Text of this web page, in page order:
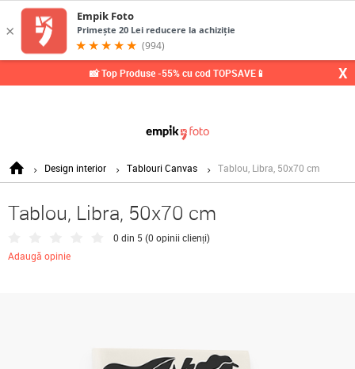
📸 Top Produse -55% cu cod TOPSAVE📱 X
Design interior Tablouri Canvas Tablou, Libra, 50x70 cm
Tablou, Libra, 50x70 cm
0 din 5 (0 opinii clienți)
Adaugă opinie